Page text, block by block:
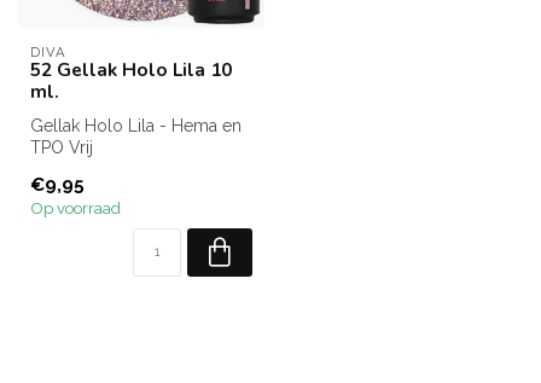
DIVA
52 Gellak Holo Lila 10
ml.
Gellak Holo Lila - Hema en
TPO Vrij
€9,95
Op voorraad